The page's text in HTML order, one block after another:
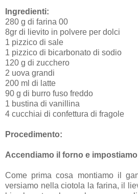
Ingredienti:
280 g di farina 00
8gr di lievito in polvere per dolci
1 pizzico di sale
1 pizzico di bicarbonato di sodio
120 g di zucchero
2 uova grandi
200 ml di latte
90 g di burro fuso freddo
1 bustina di vanillina
4 cucchiai di confettura di fragole
Procedimento:
Accendiamo il forno e impostiamo
Come prima cosa montiamo il
versiamo nella ciotola la farina, il